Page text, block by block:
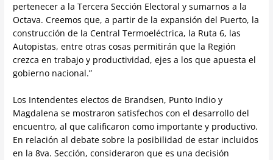
pertenecer a la Tercera Sección Electoral y sumarnos a la
Octava. Creemos que, a partir de la expansión del Puerto, la
construcción de la Central Termoeléctrica, la Ruta 6, las
Autopistas, entre otras cosas permitirán que la Región
crezca en trabajo y productividad, ejes a los que apuesta el
gobierno nacional.”
Los Intendentes electos de Brandsen, Punto Indio y
Magdalena se mostraron satisfechos con el desarrollo del
encuentro, al que calificaron como importante y productivo.
En relación al debate sobre la posibilidad de estar incluidos
en la 8va. Sección, consideraron que es una decisión